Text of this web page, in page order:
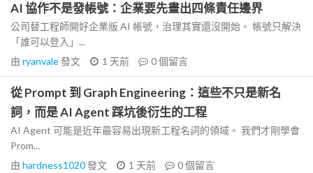
AI 協作不是發帳號：企業要先畫出四條責任邊界
公司替工程師開好企業版 AI 帳號，治理其實還沒開始。 帳號只解決
「誰可以登入」...
由 ryanvale發文 1 天前 0個留言
從 Prompt 到 Graph Engineering：這些不只是新名
詞，而是 AI Agent 踩坑後衍生的工程
AI Agent 可能是近年最容易出現新工程名詞的領域。 我們才剛學會
Prom...
由 hardness1020發文 1 天前 0個留言